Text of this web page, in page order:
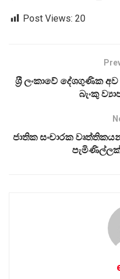
Post Views: 20
ශ‍්‍රී ලංකාවේ දේශගුණික
බැංකු
ජාතික සංචාරක